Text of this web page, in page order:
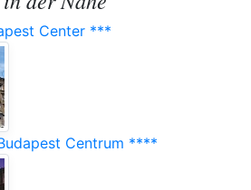
Center ***
Centrum ****